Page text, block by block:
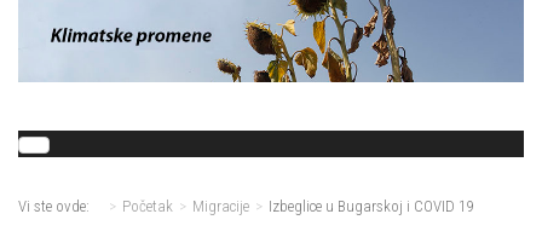
Vi ste ovde: Početak Migracije Izbeglice u Bugarskoj i COVID 19